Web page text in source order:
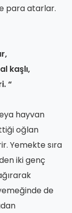
para atarlar.
kaşlı,
“
hayvan
oğlan
Yemekte sıra
iki genç
de